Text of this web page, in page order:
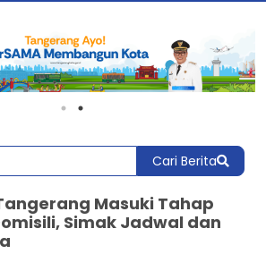
Cari Berita
Masuki Tahap
Simak Jadwal dan